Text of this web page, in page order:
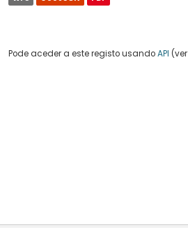
Pode aceder a este registo usandoAPI (ver